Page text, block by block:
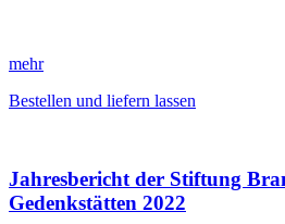
mehr
Bestellen und liefern lassen
Jahresbericht der Stiftung
Gedenkstätten 2022